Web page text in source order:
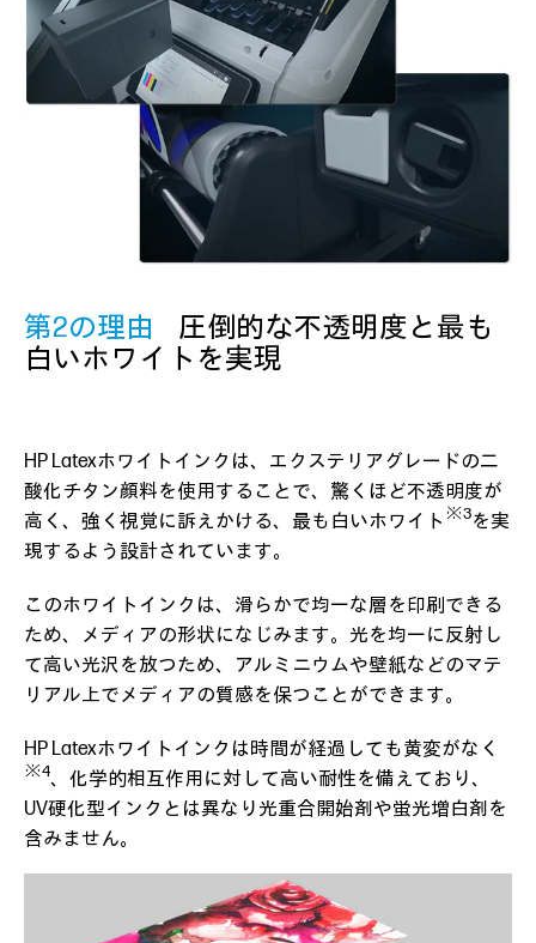
第2の理由
圧倒的な不透明度と最も
白いホワイトを実現
HP Latexホワイトインクは、エクステリアグレードの二
酸化チタン顔料を使用することで、驚くほど不透明度が
高く、強く視覚に訴えかける、最も白いホワイト ※3を実
現するよう設計されています。
このホワイトインクは、滑らかで均一な層を印刷できる
ため、メディアの形状になじみます。光を均一に反射し
て高い光沢を放つため、アルミニウムや壁紙などのマテ
リアル上でメディアの質感を保つことができます。
HP Latexホワイトインクは時間が経過しても黄変がなく
※4、化学的相互作用に対して高い耐性を備えており、
UV硬化型インクとは異なり光重合開始剤や蛍光増白剤を
含みません。